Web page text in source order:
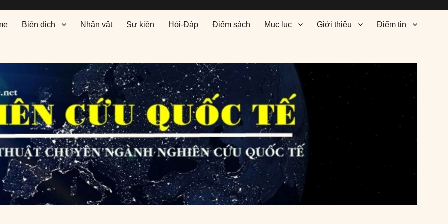
Biên dịch Nhân vật Sự kiện Hỏi-Đáp Điểm sách Mục lục Giới thiệu Điểm tin